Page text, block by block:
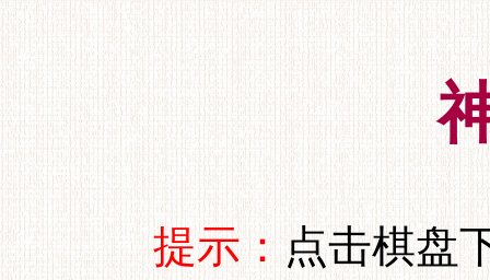
提示： 点击棋盘